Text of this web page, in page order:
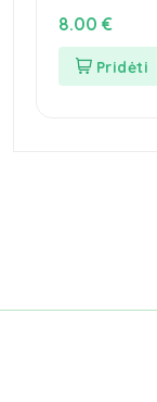
Dačnika
8.00 €